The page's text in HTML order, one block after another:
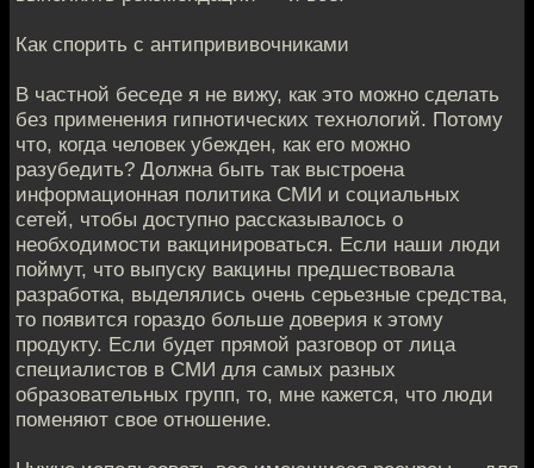
Как спорить с антипрививочниками
В частной беседе я не вижу, как это можно сделать
без применения гипнотических технологий. Потому
что, когда человек убежден, как его можно
разубедить? Должна быть так выстроена
информационная политика СМИ и социальных
сетей, чтобы доступно рассказывалось о
необходимости вакцинироваться. Если наши люди
поймут, что выпуску вакцины предшествовала
разработка, выделялись очень серьезные средства,
то появится гораздо больше доверия к этому
продукту. Если будет прямой разговор от лица
специалистов в СМИ для самых разных
образовательных групп, то, мне кажется, что люди
поменяют свое отношение.